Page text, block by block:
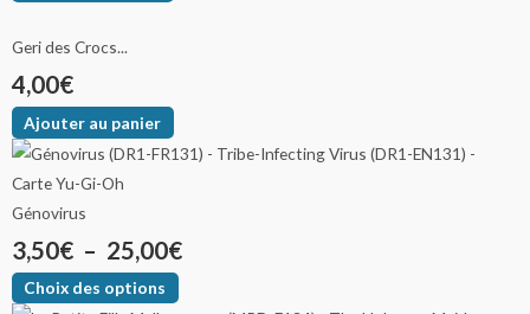
Geri des Crocs...
4,00€
Ajouter au panier
Génovirus
3,50€ – 25,00€
Choix des options